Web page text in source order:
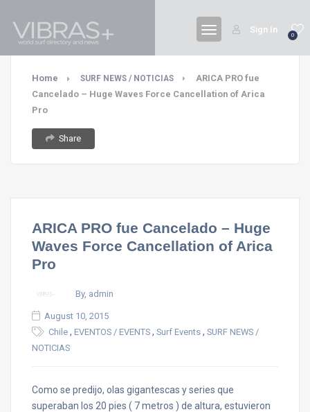
0
Sign In
Home SURF NEWS / NOTICIAS
ARICA PRO fue
Cancelado – Huge Waves Force Cancellation of Arica
Pro
Share
ARICA PRO fue Cancelado – Huge
Waves Force Cancellation of Arica
Pro
By, admin
August 10, 2015
Chile , EVENTOS / EVENTS , Surf Events , SURF NEWS /
NOTICIAS
Como se predijo, olas gigantescas y series que
superaban los 20 pies ( 7 metros ) de altura, estuvieron